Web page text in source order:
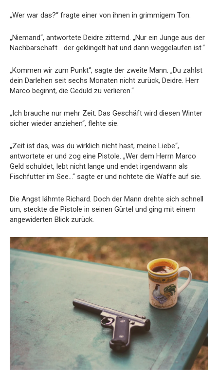
„Wer war das?“ fragte einer von ihnen in grimmigem Ton.
„Niemand“, antwortete Deidre zitternd. „Nur ein Junge aus der
Nachbarschaft… der geklingelt hat und dann weggelaufen ist.“
„Kommen wir zum Punkt“, sagte der zweite Mann. „Du zahlst
dein Darlehen seit sechs Monaten nicht zurück, Deidre. Herr
Marco beginnt, die Geduld zu verlieren.“
„Ich brauche nur mehr Zeit. Das Geschäft wird diesen Winter
sicher wieder anziehen“, flehte sie.
„Zeit ist das, was du wirklich nicht hast, meine Liebe“,
antwortete er und zog eine Pistole. „Wer dem Herrn Marco
Geld schuldet, lebt nicht lange und endet irgendwann als
Fischfutter im See…“ sagte er und richtete die Waffe auf sie.
Die Angst lähmte Richard. Doch der Mann drehte sich schnell
um, steckte die Pistole in seinen Gürtel und ging mit einem
angewiderten Blick zurück.